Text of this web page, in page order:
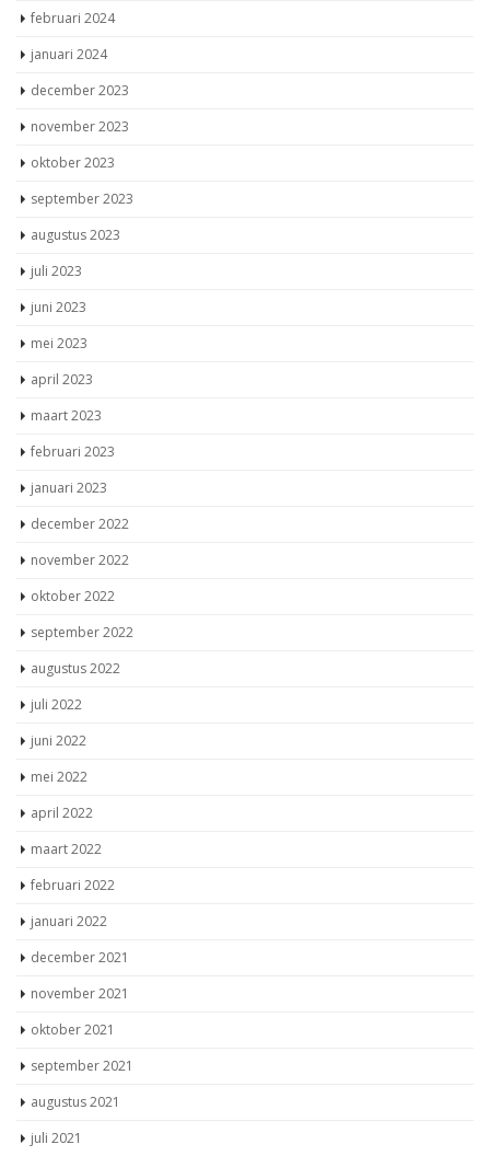
februari 2024
januari 2024
december 2023
november 2023
oktober 2023
september 2023
augustus 2023
juli 2023
juni 2023
mei 2023
april 2023
maart 2023
februari 2023
januari 2023
december 2022
november 2022
oktober 2022
september 2022
augustus 2022
juli 2022
juni 2022
mei 2022
april 2022
maart 2022
februari 2022
januari 2022
december 2021
november 2021
oktober 2021
september 2021
augustus 2021
juli 2021